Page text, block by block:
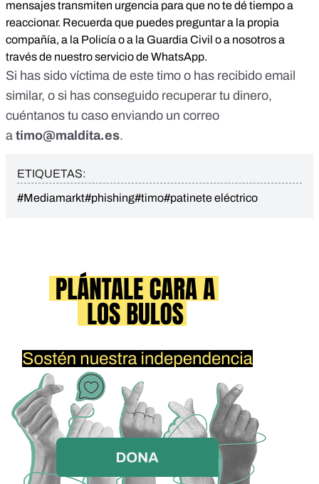
mensajes transmiten urgencia para que no te dé tiempo a
reaccionar. Recuerda que puedes preguntar a la propia
compañía, a la Policía o a la Guardia Civil o a nosotros a
través de nuestro servicio de WhatsApp.
Si has sido víctima de este timo o has recibido email
similar, o si has conseguido recuperar tu dinero,
cuéntanos tu caso enviando un correo
a timo@maldita.es.
ETIQUETAS:
#Mediamarkt#phishing#timo#patinete eléctrico